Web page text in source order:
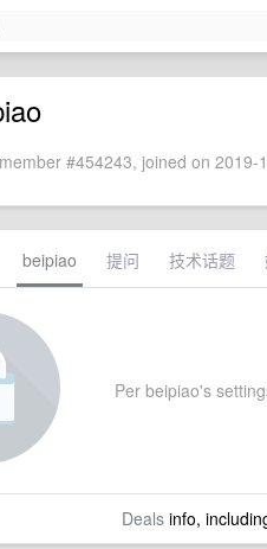
#454243, joined on 2019-
beipiao 提问 技术话题
Per beipiao's
Dealsinfo,